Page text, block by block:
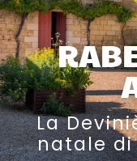
La
natale di